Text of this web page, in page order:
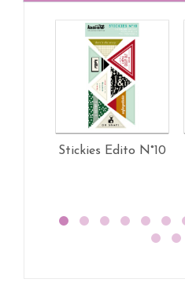
Stickies Edito N°10